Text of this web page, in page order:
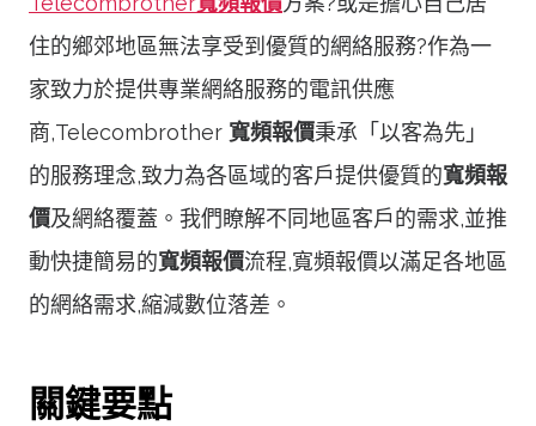
住的鄉郊地區無法享受到優質的網絡服務?作為一
家致力於提供專業網絡服務的電訊供應
商,Telecombrother 寬頻報價秉承「以客為先」
的服務理念,致力為各區域的客戶提供優質的寬頻報
價及網絡覆蓋。我們瞭解不同地區客戶的需求,並推
動快捷簡易的寬頻報價流程,寬頻報價以滿足各地區
的網絡需求,縮減數位落差。
關鍵要點